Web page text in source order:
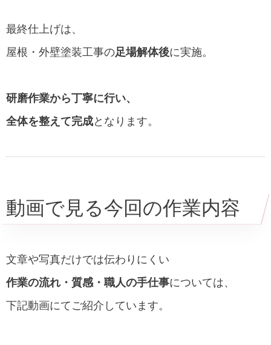
最終仕上げは、
屋根・外壁塗装工事の足場解体後に実施。
研磨作業から丁寧に行い、
全体を整えて完成となります。
動画で見る今回の作業内容
文章や写真だけでは伝わりにくい
作業の流れ・質感・職人の手仕事については、
下記動画にてご紹介しています。